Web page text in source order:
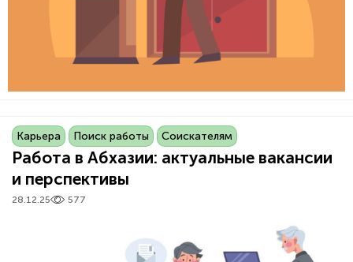
Карьера Поиск работы Соискателям
Работа в Абхазии: актуальные вакансии
и перспективы
28.12.25 577